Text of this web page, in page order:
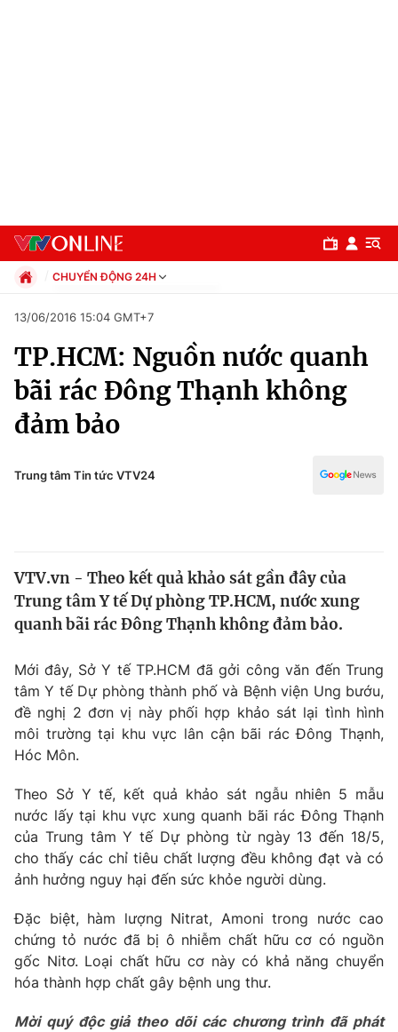
Chuyên mục
Chính trị
Thế giới
Thế giới đó đây
Câu chuyện quốc tế
Kinh tế
Tài chính
Thị trường
Dữ liệu và đời sống
Truyền hình
Phim VTV
Hậu trường
Nhân vật
Giải sao mai
Giải trí
Điện ảnh
Âm nhạc
Sao
Đời sống
Làm đẹp
Chất lượng cuộc sống
Giáo dục
Tuyển sinh
Học trực tuyến
Công nghệ
Giao lưu trực tuyến
CHUYỂN ĐỘNG 24H
Xã hội
Pháp luật
Thể thao
Truyền hình
13/06/2016 15:04 GMT+7
TP.HCM: Nguồn nước quanh
bãi rác Đông Thạnh không
đảm bảo
Trung tâm Tin tức VTV24
VTV.vn - Theo kết quả khảo sát gần đây của
Trung tâm Y tế Dự phòng TP.HCM, nước xung
quanh bãi rác Đông Thạnh không đảm bảo.
Mới đây, Sở Y tế TP.HCM đã gởi công văn đến Trung
tâm Y tế Dự phòng thành phố và Bệnh viện Ung bướu,
đề nghị 2 đơn vị này phối hợp khảo sát lại tình hình
môi trường tại khu vực lân cận bãi rác Đông Thạnh,
Hóc Môn.
Theo Sở Y tế, kết quả khảo sát ngẫu nhiên 5 mẫu
nước lấy tại khu vực xung quanh bãi rác Đông Thạnh
của Trung tâm Y tế Dự phòng từ ngày 13 đến 18/5,
cho thấy các chỉ tiêu chất lượng đều không đạt và có
ảnh hưởng nguy hại đến sức khỏe người dùng.
Đặc biệt, hàm lượng Nitrat, Amoni trong nước cao
chứng tỏ nước đã bị ô nhiễm chất hữu cơ có nguồn
gốc Nitơ. Loại chất hữu cơ này có khả năng chuyển
hóa thành hợp chất gây bệnh ung thư.
Mời quý độc giả theo dõi các chương trình đã phát